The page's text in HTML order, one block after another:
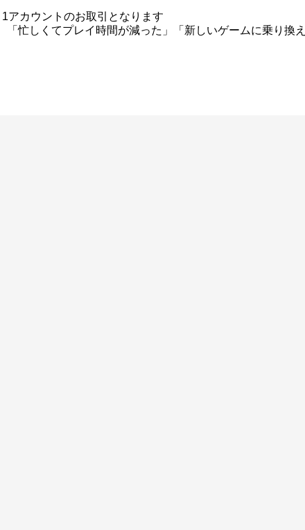
アカウントのお取引となります
忙しくてプレイ時間が減った」「新しいゲームに乗り換